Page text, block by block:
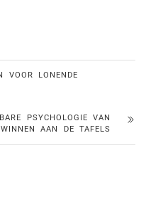
VOOR LONENDE
PSYCHOLOGIE VAN
WINNEN AAN DE TAFELS